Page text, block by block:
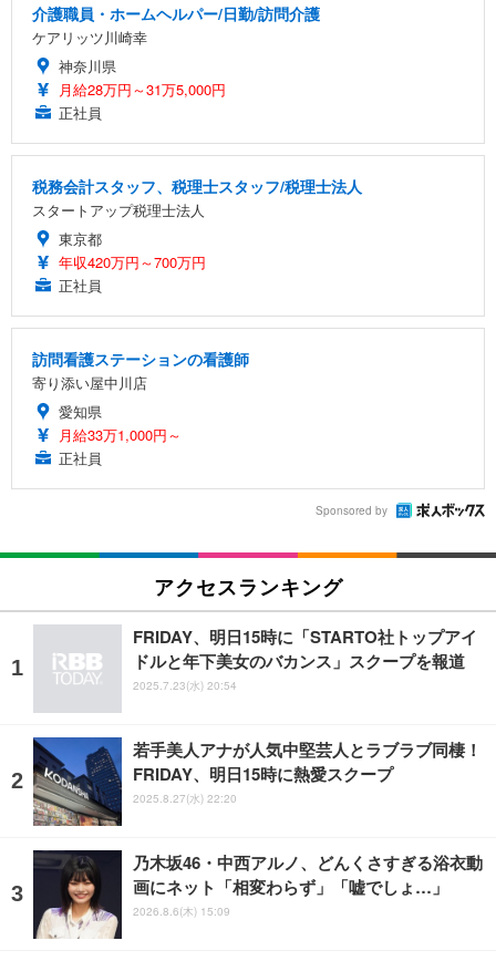
介護職員・ホームヘルパー/日勤/訪問介護
ケアリッツ川崎幸
神奈川県
月給28万円～31万5,000円
正社員
税務会計スタッフ、税理士スタッフ/税理士法人
スタートアップ税理士法人
東京都
年収420万円～700万円
正社員
訪問看護ステーションの看護師
寄り添い屋中川店
愛知県
月給33万1,000円～
正社員
Sponsored by
アクセスランキング
FRIDAY、明日15時に「STARTO社トップアイ
ドルと年下美女のバカンス」スクープを報道
2025.7.23(水) 20:54
若手美人アナが人気中堅芸人とラブラブ同棲！
FRIDAY、明日15時に熱愛スクープ
2025.8.27(水) 22:20
乃木坂46・中西アルノ、どんくさすぎる浴衣動
画にネット「相変わらず」「嘘でしょ…」
2026.8.6(木) 15:09